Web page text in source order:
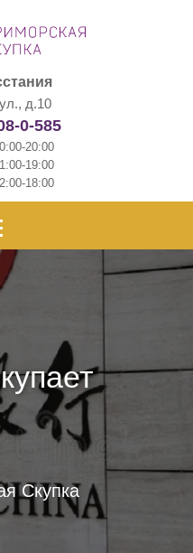
д.10
0-585
20:00
19:00
18:00
Скупка